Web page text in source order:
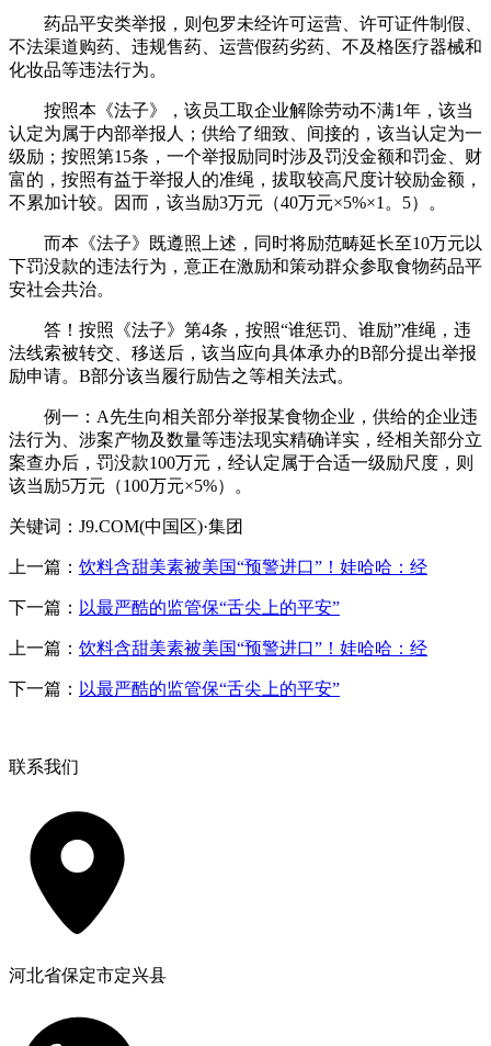
药品平安类举报，则包罗未经许可运营、许可证件制假、
不法渠道购药、违规售药、运营假药劣药、不及格医疗器械和
化妆品等违法行为。
按照本《法子》，该员工取企业解除劳动不满1年，该当
认定为属于内部举报人；供给了细致、间接的，该当认定为一
级励；按照第15条，一个举报励同时涉及罚没金额和罚金、财
富的，按照有益于举报人的准绳，拔取较高尺度计较励金额，
不累加计较。因而，该当励3万元（40万元×5%×1。5）。
而本《法子》既遵照上述，同时将励范畴延长至10万元以
下罚没款的违法行为，意正在激励和策动群众参取食物药品平
安社会共治。
答！按照《法子》第4条，按照“谁惩罚、谁励”准绳，违
法线索被转交、移送后，该当应向具体承办的B部分提出举报
励申请。B部分该当履行励告之等相关法式。
例一：A先生向相关部分举报某食物企业，供给的企业违
法行为、涉案产物及数量等违法现实精确详实，经相关部分立
案查办后，罚没款100万元，经认定属于合适一级励尺度，则
该当励5万元（100万元×5%）。
关键词：J9.COM(中国区)·集团
上一篇： 饮料含甜美素被美国“预警进口”！娃哈哈：经
下一篇： 以最严酷的监管保“舌尖上的平安”
上一篇： 饮料含甜美素被美国“预警进口”！娃哈哈：经
下一篇： 以最严酷的监管保“舌尖上的平安”
联系我们
河北省保定市定兴县